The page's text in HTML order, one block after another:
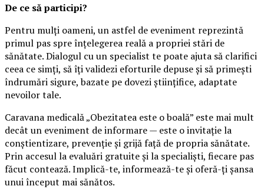
De ce să participi?
Pentru mulți oameni, un astfel de eveniment reprezintă
primul pas spre înțelegerea reală a propriei stări de
sănătate. Dialogul cu un specialist te poate ajuta să clarifici
ceea ce simți, să îți validezi eforturile depuse și să primești
îndrumări sigure, bazate pe dovezi științifice, adaptate
nevoilor tale.
Caravana medicală „Obezitatea este o boală” este mai mult
decât un eveniment de informare — este o invitație la
conștientizare, prevenție și grijă față de propria sănătate.
Prin accesul la evaluări gratuite și la specialiști, fiecare pas
făcut contează. Implică-te, informează-te și oferă-ți șansa
unui început mai sănătos.